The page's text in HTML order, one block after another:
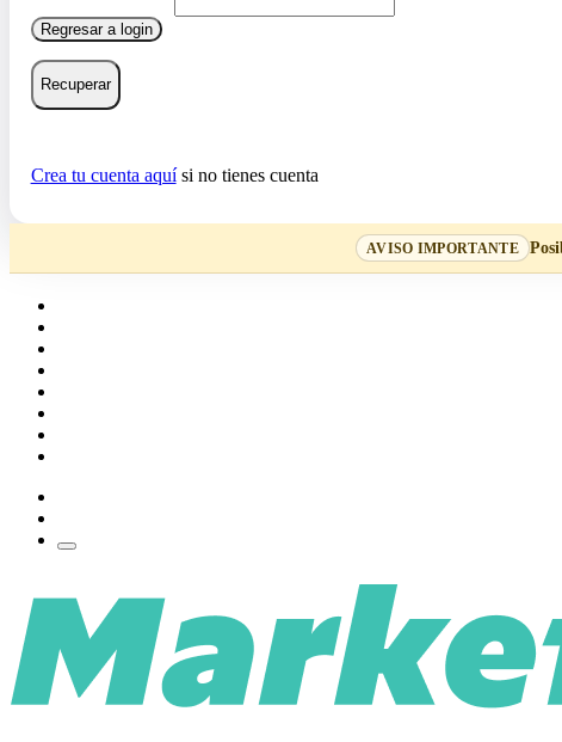
Regresar a login
Recuperar
Crea tu cuenta aquísi no tienes cuenta
AVISO IMPORTANTE